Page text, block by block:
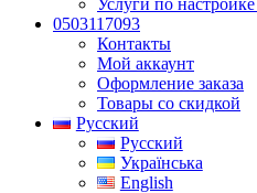
0503117093
Контакты
Мой аккаунт
Оформление заказа
Товары со скидкой
Русский
Русский
Українська
English